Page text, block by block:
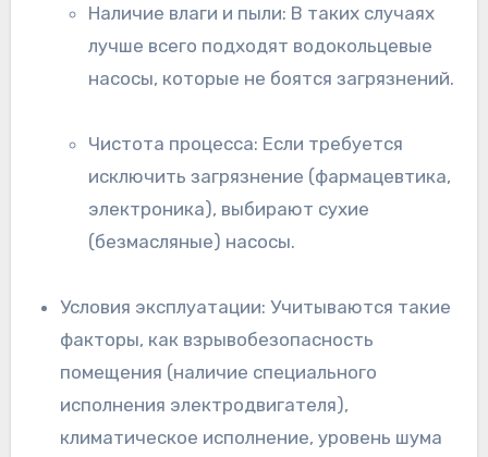
Наличие влаги и пыли: В таких случаях
лучше всего подходят водокольцевые
насосы, которые не боятся загрязнений.
Чистота процесса: Если требуется
исключить загрязнение (фармацевтика,
электроника), выбирают сухие
(безмасляные) насосы.
Условия эксплуатации: Учитываются такие
факторы, как взрывобезопасность
помещения (наличие специального
исполнения электродвигателя),
климатическое исполнение, уровень шума